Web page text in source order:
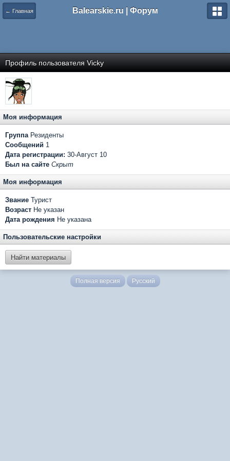
← Главная Balearskie.ru | Форум
Профиль пользователя Vicky
Моя информация
ГруппаРезиденты
Сообщений 1
Дата регистрации: 30-Август 10
Был на сайте Скрыт
Моя информация
Звание Турист
Возраст Не указан
Дата рождения Не указана
Пользовательские настройки
Найти материалы
Полная версия Русский